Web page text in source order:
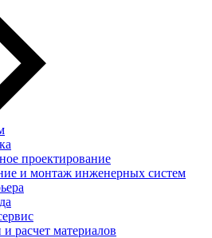
проектирование
и монтаж инженерных систем
расчет материалов